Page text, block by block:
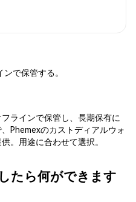
で保管する。
ラインで保管し、長期保有に
Phemexのカストディアルウォ
。用途に合わせて選択。
たら何ができます